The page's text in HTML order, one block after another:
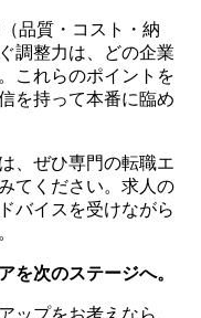
品質・コスト・納
調整力は、どの企業
これらのポイントを
を持って本番に臨め
、ぜひ専門の転職エ
てください。求人の
バイスを受けながら
を次のステージへ。
ップをお考えなら、